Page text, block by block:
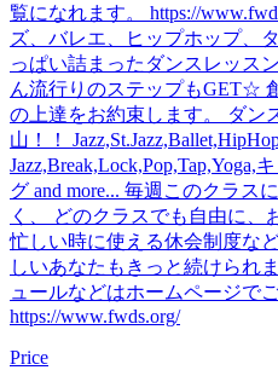
覧になれます。 https://
ズ、バレエ、ヒップホップ、
っぱい詰まったダンスレッス
ん流行りのステップもGET☆
の上達をお約束します。 ダン
山！！
グ and more... 毎週このクラス
く、 どのクラスでも自由に
忙しい時に使える休会制度な
しいあなたもきっと続けられ
ュールなどはホームページで
https://www.fwds.org/
Price